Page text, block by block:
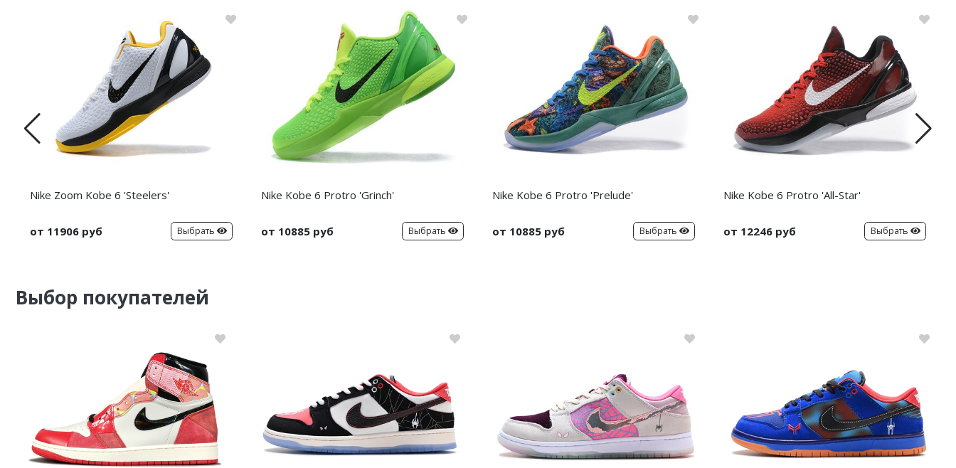
Nike Zoom Kobe 6 'Steelers'
от 11906 руб Выбрать
Nike Kobe 6 Protro 'Grinch'
от 10885 руб Выбрать
Nike Kobe 6 Protro 'Prelude'
от 10885 руб Выбрать
Nike Kobe 6 Protro 'All-Star'
от 12246 руб Выбрать
Выбор покупателей